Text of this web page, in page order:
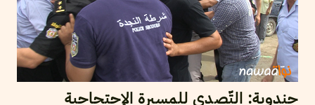
جندوبة: التّصدي للمسيرة الإحتجاجية